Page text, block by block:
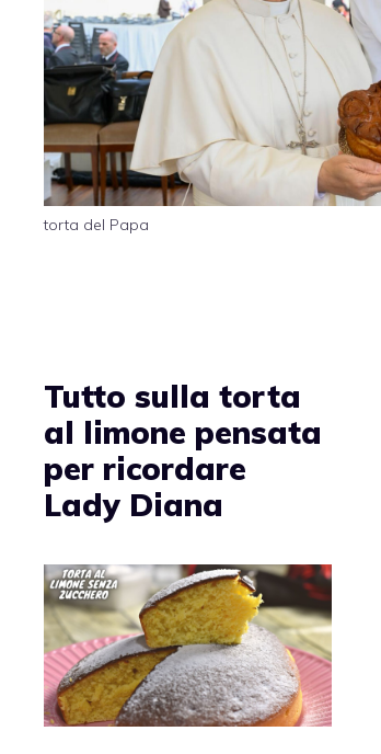
torta del Papa
Tutto sulla torta
al limone pensata
per ricordare
Lady Diana